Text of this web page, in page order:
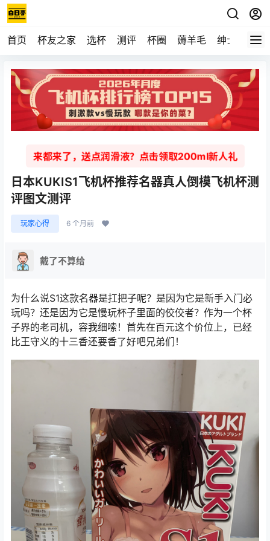
首页 杯友之家 选杯 测评 杯圈 薅羊毛 绅士 视频
来都来了，送点润滑液？点击领取200ml新人礼
日本KUKIS1飞机杯推荐名器真人倒模飞机杯测
评图文测评
玩家心得 6 个月前
戴了不算给
为什么说S1这款名器是扛把子呢？是因为它是新手入门必
玩吗？还是因为它是慢玩杯子里面的佼佼者？作为一个杯
子界的老司机，容我细嗦！首先在百元这个价位上，已经
比王守义的十三香还要香了好吧兄弟们！